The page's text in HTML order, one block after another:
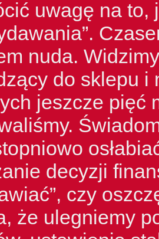
uwagę na to,
nuda.
do sklepu i
jeszcze pięć
decyzji
czy
że ulegniemy